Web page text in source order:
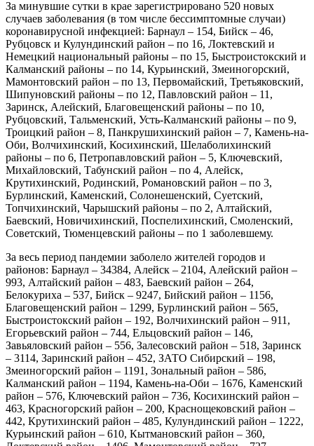
За минувшие сутки в крае зарегистрировано 520 новых
случаев заболевания (в том числе бессимптомные случаи)
коронавирусной инфекцией: Барнаул – 154, Бийск – 46,
Рубцовск и Кулундинский район – по 16, Локтевский и
Немецкий национальный районы – по 15, Быстроистокский и
Калманский районы – по 14, Курьинский, Змеиногорский,
Мамонтовский район – по 13, Первомайский, Третьяковский,
Шипуновский районы – по 12, Павловский район – 11,
Заринск, Алейский, Благовещенский районы – по 10,
Рубцовский, Тальменский, Усть-Калманский районы – по 9,
Троицкий район – 8, Панкрушихинский район – 7, Камень-на-
Оби, Волчихинский, Косихинский, Шелаболихинский
районы – по 6, Петропавловский район – 5, Ключевский,
Михайловский, Табунский район – по 4, Алейск,
Крутихинский, Родинский, Романовский район – по 3,
Бурлинский, Каменский, Солонешенский, Суетский,
Топчихинский, Чарышский районы – по 2, Алтайский,
Баевский, Новичихинский, Поспелихинский, Смоленский,
Советский, Тюменцевский районы – по 1 заболевшему.
За весь период пандемии заболело жителей городов и
районов: Барнаул – 34384, Алейск – 2104, Алейский район –
993, Алтайский район – 483, Баевский район – 264,
Белокуриха – 537, Бийск – 9247, Бийский район – 1156,
Благовещенский район – 1299, Бурлинский район – 565,
Быстроистокский район – 192, Волчихинский район – 911,
Егорьевский район – 744, Ельцовский район – 146,
Завьяловский район – 556, Залесовский район – 518, Заринск
– 3114, Заринский район – 452, ЗАТО Сибирский – 198,
Змеиногорский район – 1191, Зональный район – 586,
Калманский район – 1194, Камень-на-Оби – 1676, Каменский
район – 576, Ключевский район – 736, Косихинский район –
463, Красногорский район – 200, Краснощековский район –
442, Крутихинский район – 485, Кулундинский район – 1222,
Курьинский район – 610, Кытмановский район – 360,